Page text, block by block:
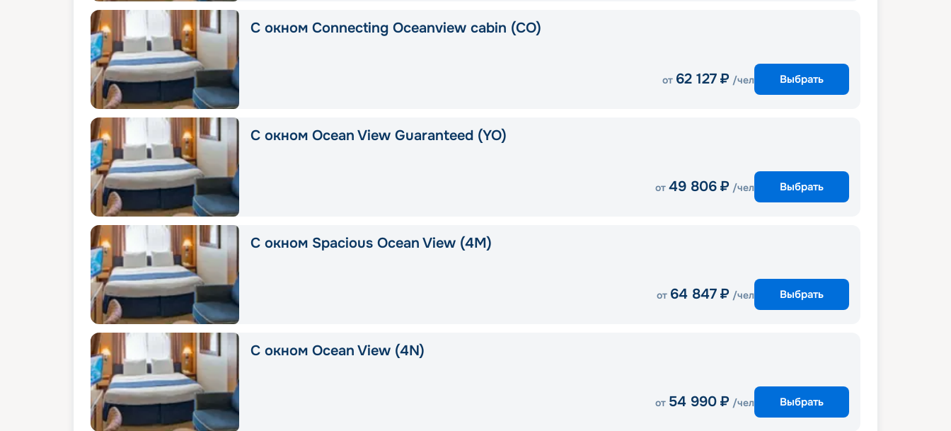
С окном Connecting Oceanview cabin (CO)
от 62 127 ₽ /чел Выбрать
С окном Ocean View Guaranteed (YO)
от 49 806 ₽ /чел Выбрать
С окном Spacious Ocean View (4M)
от 64 847 ₽ /чел Выбрать
С окном Ocean View (4N)
от 54 990 ₽ /чел Выбрать